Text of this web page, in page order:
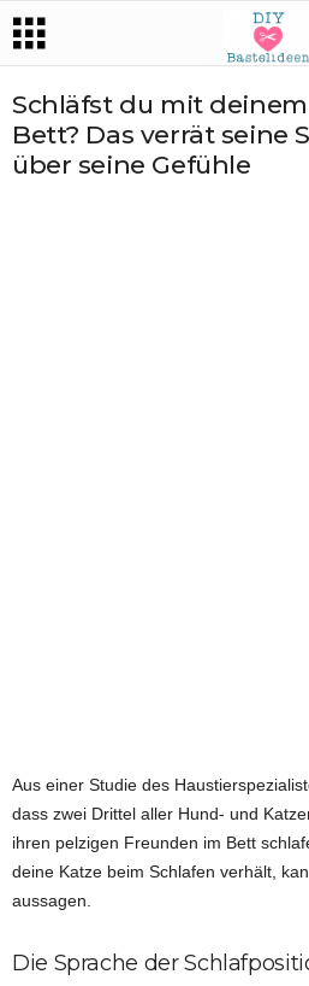
Schläfst du mit
Bett? Das verrät seine
über seine Gefühle
Aus einer Studie des
dass zwei Drittel aller Hund- und
ihren pelzigen Freunden im Bett
deine Katze beim Schlafen verhält,
aussagen.
Die Sprache der